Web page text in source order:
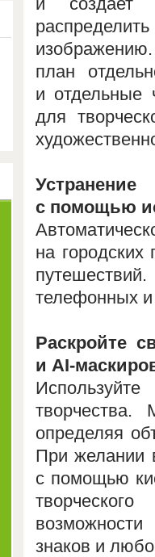
план
и отдельные
для
с помощью
на
телефонных
Раскройте
и AI-
творчества.
определяя
При желании
с помощью
знаков и